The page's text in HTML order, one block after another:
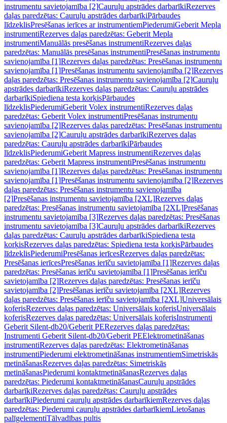
instrumentu savietojamība [2]Cauruļu apstrādes darbarīkiRezerves
daļas paredzētas: Cauruļu apstrādes darbarīkiPārbaudes
līdzeklisPresēšanas ierīces ar instrumentiemPiederumiGeberit Mepla
instrumentiRezerves daļas paredzētas: Geberit Mepla
instrumentiManuālās presēšanas instrumentiRezerves daļas
paredzētas: Manuālās presēšanas instrumentiPresēšanas instrumentu
savienojamība [1]Rezerves daļas paredzētas: Presēšanas instrumentu
savienojamība [1]Presēšanas instrumentu savienojamība [2]Rezerves
daļas paredzētas: Presēšanas instrumentu savienojamība [2]Cauruļu
apstrādes darbarīkiRezerves daļas paredzētas: Cauruļu apstrādes
darbarīkiSpiediena testa korķisPārbaudes
līdzeklisPiederumiGeberit Volex instrumentiRezerves daļas
paredzētas: Geberit Volex instrumentiPresēšanas instrumentu
savienojamība [2]Rezerves daļas paredzētas: Presēšanas instrumentu
savienojamība [2]Cauruļu apstrādes darbarīkiRezerves daļas
paredzētas: Cauruļu apstrādes darbarīkiPārbaudes
līdzeklisPiederumiGeberit Mapress instrumentiRezerves daļas
paredzētas: Geberit Mapress instrumentiPresēšanas instrumentu
savienojamība [1]Rezerves daļas paredzētas: Presēšanas instrumentu
savienojamība [1]Presēšanas instrumentu savienojamība [2]Rezerves
daļas paredzētas: Presēšanas instrumentu savienojamība
[2]Presēšanas instrumentu savietojamība [2XL]Rezerves daļas
paredzētas: Presēšanas instrumentu savietojamība [2XL]Presēšanas
instrumentu savietojamība [3]Rezerves daļas paredzētas: Presēšanas
instrumentu savietojamība [3]Cauruļu apstrādes darbarīkiRezerves
daļas paredzētas: Cauruļu apstrādes darbarīkiSpiediena testa
korķisRezerves daļas paredzētas: Spiediena testa korķisPārbaudes
līdzeklisPiederumiPresēšanas ierīcesRezerves daļas paredzētas:
Presēšanas ierīcesPresēšanas ierīču savietojamība [1]Rezerves daļas
paredzētas: Presēšanas ierīču savietojamība [1]Presēšanas ierīču
savietojamība [2]Rezerves daļas paredzētas: Presēšanas ierīču
savietojamība [2]Presēšanas ierīču savietojamība [2XL]Rezerves
daļas paredzētas: Presēšanas ierīču savietojamība [2XL]Universālais
koferisRezerves daļas paredzētas: Universālais koferisUniversālais
koferisRezerves daļas paredzētas: Universālais koferisInstrumenti
Geberit Silent-db20/Geberit PERezerves daļas paredzētas:
Instrumenti Geberit Silent-db20/Geberit PEElektrometināšanas
instrumentiRezerves daļas paredzētas: Elektrometināšanas
instrumentiPiederumi elektrometināšanas instrumentiemSimetriskās
metināšanasRezerves daļas paredzētas: Simetriskās
metināšanasPiederumi kontaktmetināšanasRezerves daļas
paredzētas: Piederumi kontaktmetināšanasCauruļu apstrādes
darbarīkiRezerves daļas paredzētas: Cauruļu apstrādes
darbarīkiPiederumi cauruļu apstrādes darbarīkiemRezerves daļas
paredzētas: Piederumi cauruļu apstrādes darbarīkiemLietošanas
palīgelementiTālvadības pultis